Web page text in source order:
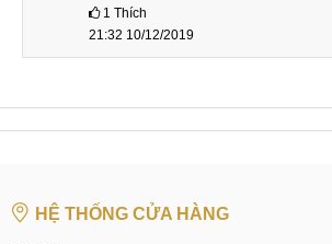
trình không chuẩn… Vậy thì có thể sẽ xảy
khả năng chống nước sau thay màn hình
Thay màn hình Samsung A80 có dễ
viên giỏi. Đặc biệt sử dụng linh kiện màn
1 Thích
21:32 10/12/2019
HỆ THỐNG CỬA HÀNG